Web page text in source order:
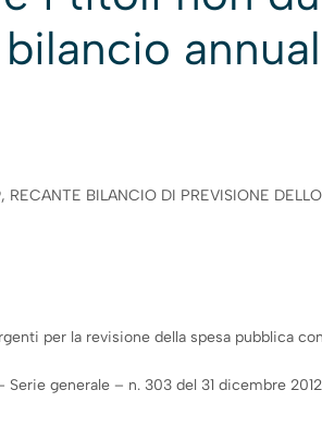
BILANCIO DI PREVISIONE
per la revisione della spesa pubblica
generale – n. 303 del 31 dicembre